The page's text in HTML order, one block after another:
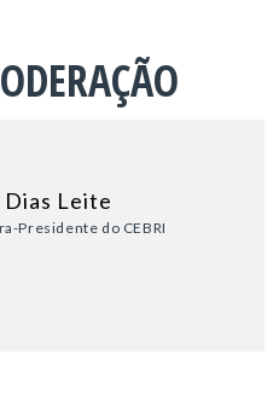
Dias Leite
Presidente do CEBRI